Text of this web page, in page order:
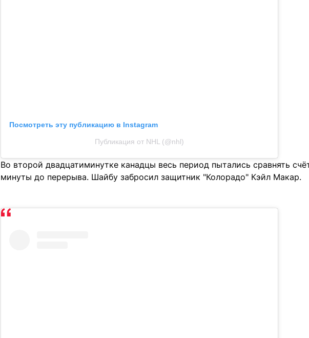
Посмотреть эту публикацию в Instagram
Публикация от NHL (@nhl)
Во второй двадцатиминутке канадцы весь период пытались сравнять
минуты до перерыва. Шайбу забросил защитник "Колорадо" Кэйл Макар.